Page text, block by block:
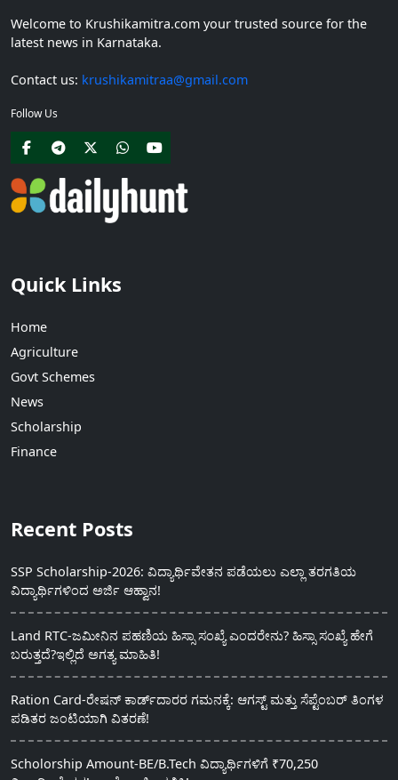
Welcome to Krushikamitra.com your trusted source for the
latest news in Karnataka.
Contact us: krushikamitraa@gmail.com
Follow Us
Quick Links
Home
Agriculture
Govt Schemes
News
Scholarship
Finance
Recent Posts
SSP Scholarship-2026: ವಿದ್ಯಾರ್ಥಿವೇತನ ಪಡೆಯಲು ಎಲ್ಲಾ ತರಗತಿಯ
ವಿದ್ಯಾರ್ಥಿಗಳಿಂದ ಅರ್ಜಿ ಆಹ್ವಾನ!
Land RTC-ಜಮೀನಿನ ಪಹಣಿಯ ಹಿಸ್ಸಾ ಸಂಖ್ಯೆ ಎಂದರೇನು? ಹಿಸ್ಸಾ ಸಂಖ್ಯೆ ಹೇಗೆ
ಬರುತ್ತದೆ?ಇಲ್ಲಿದೆ ಅಗತ್ಯ ಮಾಹಿತಿ!
Ration Card-ರೇಷನ್ ಕಾರ್ಡ್‍ದಾರರ ಗಮನಕ್ಕೆ: ಆಗಸ್ಟ್ ಮತ್ತು ಸೆಪ್ಟೆಂಬರ್ ತಿಂಗಳ
ಪಡಿತರ ಜಂಟಿಯಾಗಿ ವಿತರಣೆ!
Scholorship Amount-BE/B.Tech ವಿದ್ಯಾರ್ಥಿಗಳಿಗೆ ₹70,250